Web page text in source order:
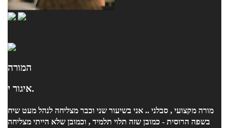
המורה
איגור י.
מורה מקצועי , סבלני .. אני בשיעור שני וכבר מצליחה לנהל מעט שיח
בשפה הרוסית - כמובן שזה תלוי תלמיד , וכמובן שלא הייתי מצליחה